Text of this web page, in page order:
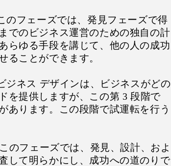
のフェーズでは、発見フェーズで得
でのビジネス運営のための独自の計
らゆる手段を講じて、他の人の成功
ることができます。
ジネス デザインは、ビジネスがどの
を提供しますが、この第 3 段階で
あります。この段階で試運転を行う
のフェーズでは、発見、設計、およ
して明らかにし、成功への道のりで